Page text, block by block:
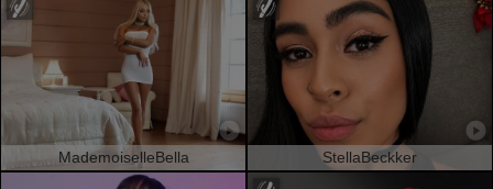
MademoiselleBella StellaBeckker